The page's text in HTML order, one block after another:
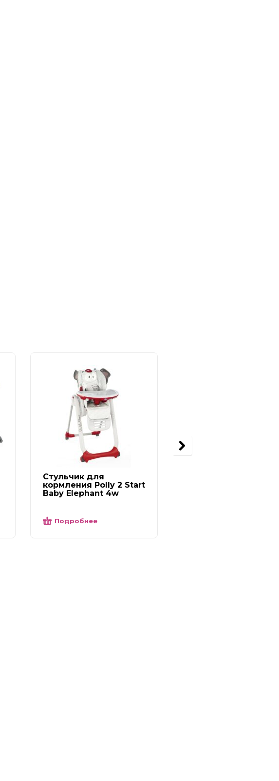
Стульчик для
кормления Polly 2 Start
Baby Elephant 4w
Подробнее